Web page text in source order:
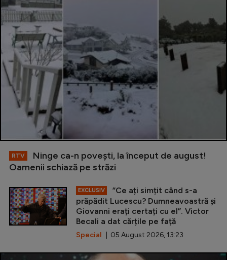
RTV
Ninge ca-n povești, la început de august!
Oamenii schiază pe străzi
EXCLUSIV
”Ce ați simțit când s-a
prăpădit Lucescu? Dumneavoastră și
Giovanni erați certați cu el”. Victor
Becali a dat cărțile pe față
Special | 05 August 2026, 13:23